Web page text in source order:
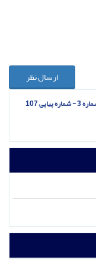
ارسال نظر